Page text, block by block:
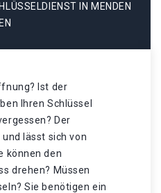
IN MENDEN
Ist der
Ihren Schlüssel
Der
lässt sich von
können den
drehen? Müssen
Sie benötigen ein